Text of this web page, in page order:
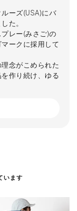
ーズ(USA)にバ
た。
レー(みさご)の
ークに採用して
念がこめられた
作り続け、ゆる
います